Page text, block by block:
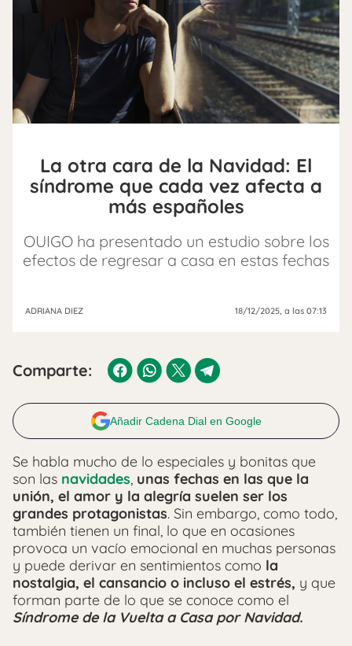
La otra cara de la Navidad: El
síndrome que cada vez afecta a
más españoles
OUIGO ha presentado un estudio sobre los
efectos de regresar a casa en estas fechas
ADRIANA DIEZ 18/12/2025, a las 07:13
Comparte:
Añadir Cadena Dial en Google
Se habla mucho de lo especiales y bonitas que
son las navidades, unas fechas en las que la
unión, el amor y la alegría suelen ser los
grandes protagonistas. Sin embargo, como todo,
también tienen un final, lo que en ocasiones
provoca un vacío emocional en muchas personas
y puede derivar en sentimientos como la
nostalgia, el cansancio o incluso el estrés, y que
forman parte de lo que se conoce como el
Síndrome de la Vuelta a Casa por Navidad.